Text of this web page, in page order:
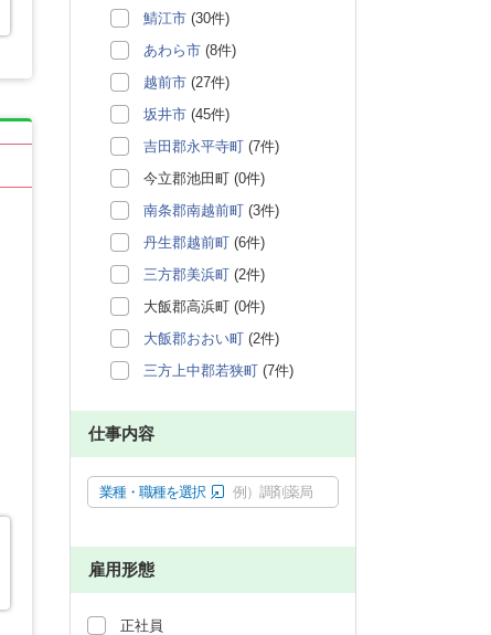
鯖江市 (30件)
あわら市 (8件)
越前市 (27件)
坂井市 (45件)
吉田郡永平寺町 (7件)
今立郡池田町 (0件)
南条郡南越前町 (3件)
丹生郡越前町 (6件)
三方郡美浜町 (2件)
大飯郡高浜町 (0件)
大飯郡おおい町 (2件)
三方上中郡若狭町 (7件)
仕事内容
業種・職種を選択 例）調剤薬局
雇用形態
正社員